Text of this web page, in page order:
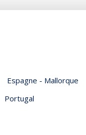
Espagne - Mallorque
Portugal